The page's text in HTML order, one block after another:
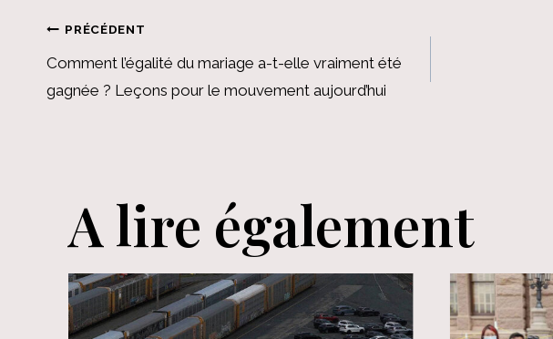
Navigation
de
PRÉCÉDENT
Comment l’égalité du mariage a-t-elle vraiment été
gagnée ? Leçons pour le mouvement aujourd’hui
A lire également